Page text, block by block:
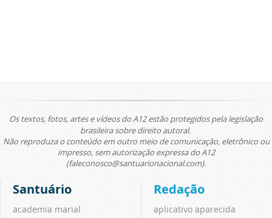
Os textos, fotos, artes e vídeos do A12 estão protegidos pela legislação
brasileira sobre direito autoral.
Não reproduza o conteúdo em outro meio de comunicação, eletrônico ou
impresso, sem autorização expressa do A12
(faleconosco@santuarionacional.com).
Santuário
academia marial
Redação
aplicativo aparecida